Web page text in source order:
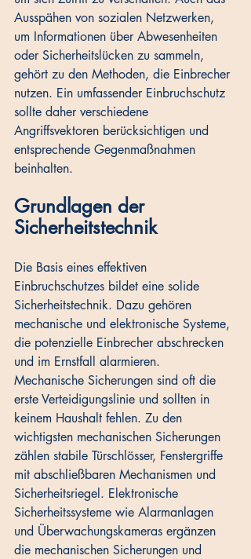
Ausspähen von sozialen Netzwerken,
um Informationen über Abwesenheiten
oder Sicherheitslücken zu sammeln,
gehört zu den Methoden, die Einbrecher
nutzen. Ein umfassender Einbruchschutz
sollte daher verschiedene
Angriffsvektoren berücksichtigen und
entsprechende Gegenmaßnahmen
beinhalten.
Grundlagen der
Sicherheitstechnik
Die Basis eines effektiven
Einbruchschutzes bildet eine solide
Sicherheitstechnik. Dazu gehören
mechanische und elektronische Systeme,
die potenzielle Einbrecher abschrecken
und im Ernstfall alarmieren.
Mechanische Sicherungen sind oft die
erste Verteidigungslinie und sollten in
keinem Haushalt fehlen. Zu den
wichtigsten mechanischen Sicherungen
zählen stabile Türschlösser, Fenstergriffe
mit abschließbaren Mechanismen und
Sicherheitsriegel. Elektronische
Sicherheitssysteme wie Alarmanlagen
und Überwachungskameras ergänzen
die mechanischen Sicherungen und